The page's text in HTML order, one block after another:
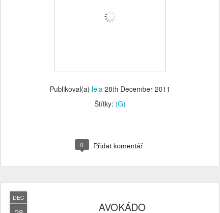
Publikoval(a) lela 28th December 2011
Štítky: (G)
0 Přidat komentář
DEC
AVOKÁDO